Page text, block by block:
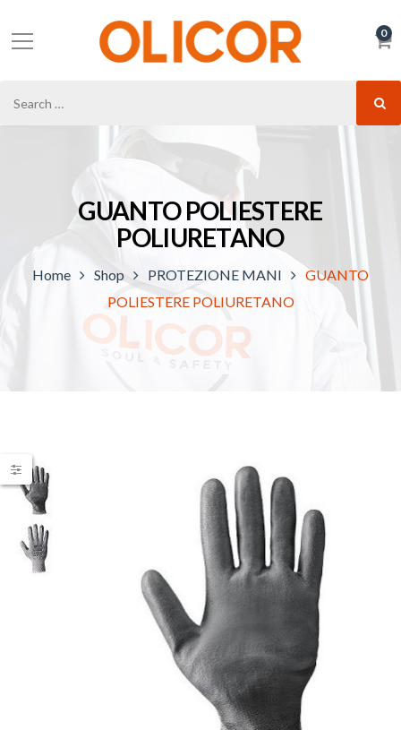
0
GUANTO POLIESTERE
POLIURETANO
Home Shop PROTEZIONE MANI
GUANTO
POLIESTERE POLIURETANO